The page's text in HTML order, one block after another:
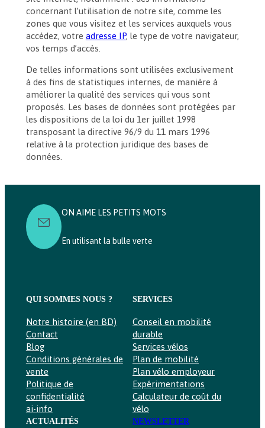
concernant l’utilisation de notre site, comme les
zones que vous visitez et les services auxquels vous
accédez, votre adresse IP, le type de votre navigateur,
vos temps d’accès.
De telles informations sont utilisées exclusivement
à des fins de statistiques internes, de manière à
améliorer la qualité des services qui vous sont
proposés. Les bases de données sont protégées par
les dispositions de la loi du 1er juillet 1998
transposant la directive 96/9 du 11 mars 1996
relative à la protection juridique des bases de
données.
ON AIME LES PETITS MOTS
En utilisant la bulle verte
QUI SOMMES NOUS ?
Notre histoire (en BD)
Contact
Blog
Conditions générales de
vente
Politique de
confidentialité
ai-info
SERVICES
Conseil en mobilité
durable
Services vélos
Plan de mobilité
Plan vélo employeur
Expérimentations
Calculateur de coût du
vélo
ACTUALITÉS NEWSLETTER